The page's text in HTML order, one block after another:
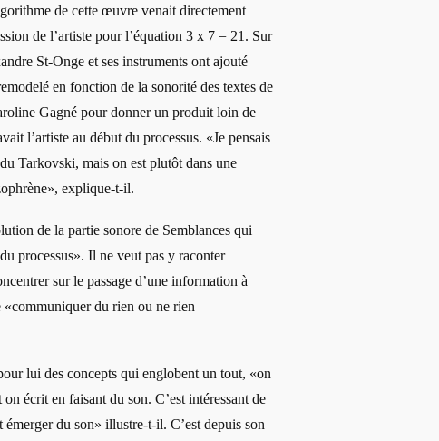
de cette œuvre venait directement
de l’artiste pour l’équation 3 x 7 = 21. Sur
St-Onge et ses instruments ont ajouté
en fonction de la sonorité des textes de
Gagné pour donner un produit loin de
l’artiste au début du processus. «Je pensais
Tarkovski, mais on est plutôt dans une
explique-t-il.
de la partie sonore de Semblances qui
processus». Il ne veut pas y raconter
sur le passage d’une information à
«communiquer du rien ou ne rien
lui des concepts qui englobent un tout, «on
écrit en faisant du son. C’est intéressant de
du son» illustre-t-il. C’est depuis son